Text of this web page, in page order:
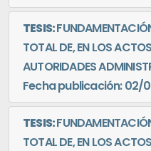
TESIS:
TOTAL DE, EN LOS
AUTORIDADES
Fecha publicación: 02/
TESIS:
TOTAL DE, EN LOS